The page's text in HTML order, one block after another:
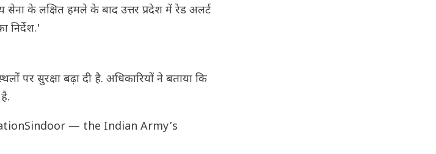
के लक्षित हमले के बाद उत्तर प्रदेश में रेड अलर्ट
निर्देश.'
पर सुरक्षा बढ़ा दी है. अधिकारियों ने बताया कि
— the Indian Army’s